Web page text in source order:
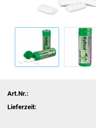
Art.Nr.:
Lieferzeit: